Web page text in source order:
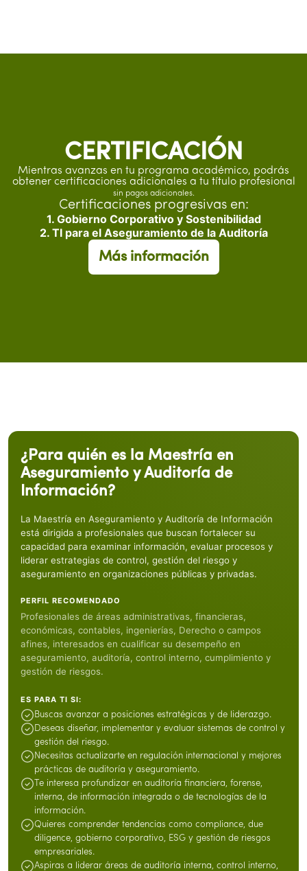
CERTIFICACIÓN
Mientras avanzas en tu programa académico, podrás
obtener certificaciones adicionales a tu título profesional
sin pagos adicionales.
Certificaciones progresivas en:
1. Gobierno Corporativo y Sostenibilidad
2. TI para el Aseguramiento de la Auditoría
Más informaciónsobre la maestria en
¿Para quién es la Maestría en
Aseguramiento y Auditoría de
Información?
La Maestría en Aseguramiento y Auditoría de Información
está dirigida a profesionales que buscan fortalecer su
capacidad para examinar información, evaluar procesos y
liderar estrategias de control, gestión del riesgo y
aseguramiento en organizaciones públicas y privadas.
PERFIL RECOMENDADO
Profesionales de áreas administrativas, financieras,
económicas, contables, ingenierías, Derecho o campos
afines, interesados en cualificar su desempeño en
aseguramiento, auditoría, control interno, cumplimiento y
gestión de riesgos.
ES PARA TI SI:
Buscas avanzar a posiciones estratégicas y de liderazgo.
Deseas diseñar, implementar y evaluar sistemas de control y
gestión del riesgo.
Necesitas actualizarte en regulación internacional y mejores
prácticas de auditoría y aseguramiento.
Te interesa profundizar en auditoría financiera, forense,
interna, de información integrada o de tecnologías de la
información.
Quieres comprender tendencias como compliance, due
diligence, gobierno corporativo, ESG y gestión de riesgos
empresariales.
Aspiras a liderar áreas de auditoría interna, control interno,